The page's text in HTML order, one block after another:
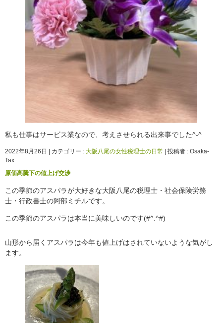
私も仕事はサービス業なので、考えさせられる出来事でした^-^
2022年8月26日 | カテゴリー : 大阪八尾の女性税理士の日常 | 投稿者 : Osaka-
Tax
原価高騰下の値上げ交渉
この季節のアスパラが大好きな大阪八尾の税理士・社会保険労務
士・行政書士の阿部ミチルです。
この季節のアスパラは本当に美味しいのです(#^.^#)
山形から届くアスパラは今年も値上げはされていないような気がし
ます。